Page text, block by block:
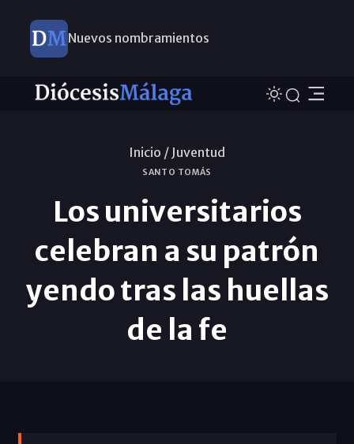
Nuevos nombramientos
Inicio / Juventud
SANTO TOMÁS
Los universitarios
celebran a su patrón
yendo tras las huellas
de la fe